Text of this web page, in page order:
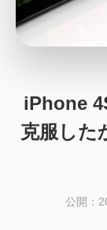
iPhone
克服した
公開：